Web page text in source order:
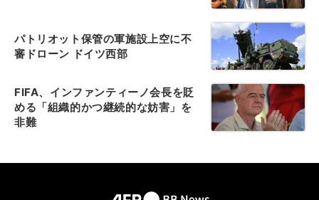
パトリオット保管の軍施設上空に不
審ドローン ドイツ西部
FIFA、インファンティーノ会長を貶
める「組織的かつ継続的な妨害」を
非難